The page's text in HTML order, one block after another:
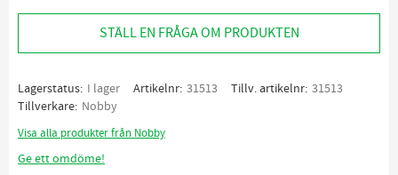
STÄLL EN FRÅGA OM PRODUKTEN
Lagerstatus I lager Artikelnr 31513 Tillv. artikelnr 31513
Tillverkare Nobby
Visa alla produkter från Nobby
Ge ett omdöme!